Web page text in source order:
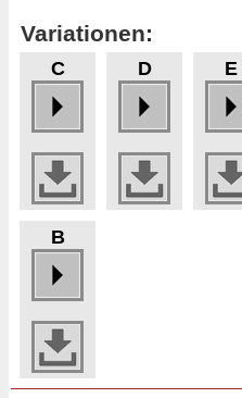
Variationen:
C D E
B